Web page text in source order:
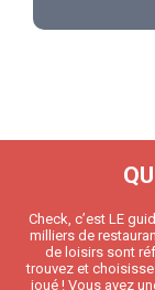
Check, c’est LE
milliers de
de loisirs sont
trouvez et
joué ! Vous avez